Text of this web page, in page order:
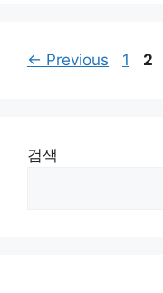
← Previous Page
1 2
검색